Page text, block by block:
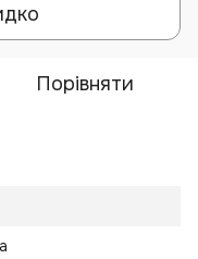
Порівняти